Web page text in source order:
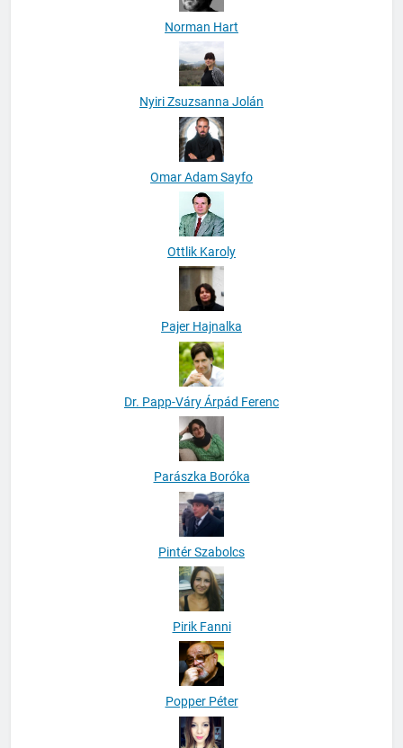
Norman Hart
Nyiri Zsuzsanna Jolán
Omar Adam Sayfo
Ottlik Karoly
Pajer Hajnalka
Dr. Papp-Váry Árpád Ferenc
Parászka Boróka
Pintér Szabolcs
Pirik Fanni
Popper Péter